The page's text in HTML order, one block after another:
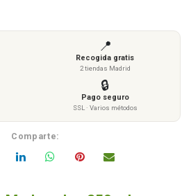
📍
Recogida gratis
2 tiendas Madrid
🔒
Pago seguro
SSL · Varios métodos
Comparte: